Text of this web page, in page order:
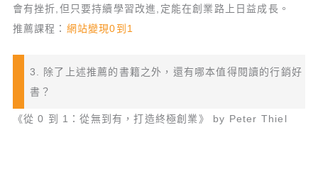
會有挫折,但只要持續學習改進,定能在創業路上日益成長。
推薦課程： 網站變現0到1
3. 除了上述推薦的書籍之外，還有哪本值得閱讀的行銷好
書？
《從 0 到 1：從無到有，打造終極創業》 by Peter Thiel